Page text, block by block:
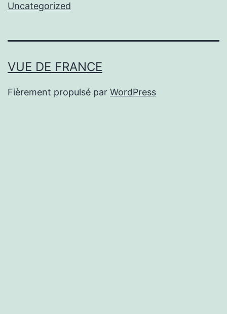
Uncategorized
VUE DE FRANCE
Fièrement propulsé par WordPress